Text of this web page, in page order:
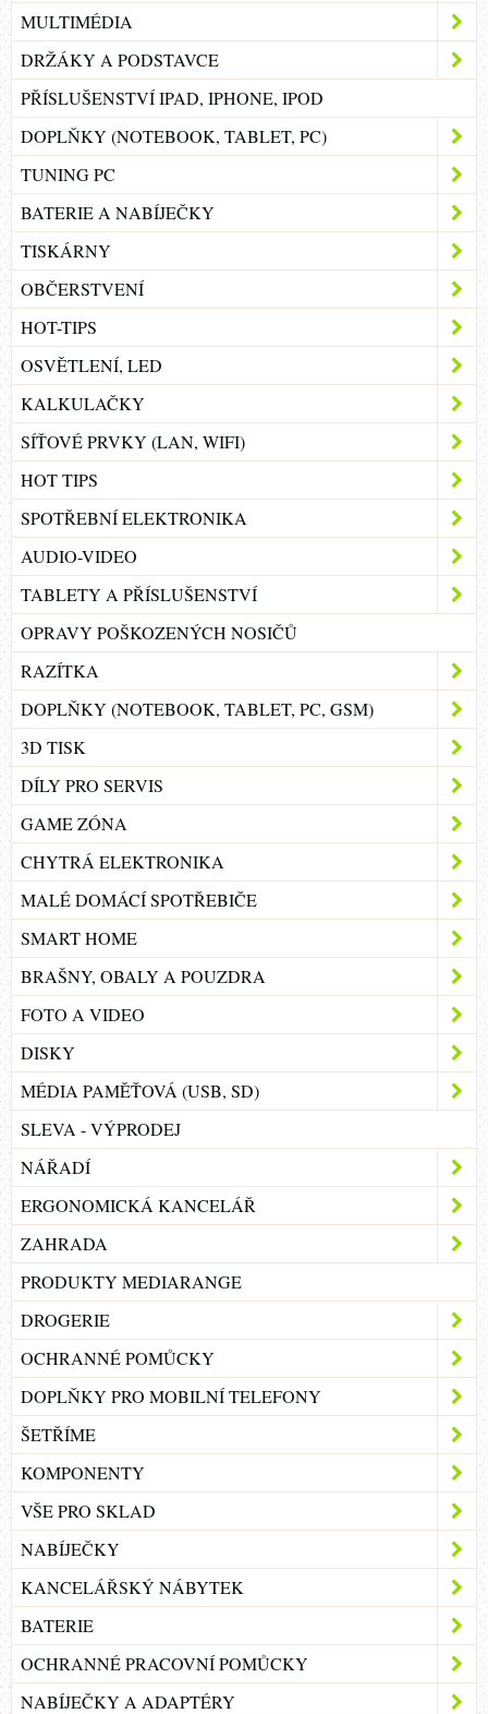
MULTIMÉDIA
DRŽÁKY A PODSTAVCE
PŘÍSLUŠENSTVÍ IPAD, IPHONE, IPOD
DOPLŇKY (NOTEBOOK, TABLET, PC)
TUNING PC
BATERIE A NABÍJEČKY
TISKÁRNY
OBČERSTVENÍ
HOT-TIPS
OSVĚTLENÍ, LED
KALKULAČKY
SÍŤOVÉ PRVKY (LAN, WIFI)
HOT TIPS
SPOTŘEBNÍ ELEKTRONIKA
AUDIO-VIDEO
TABLETY A PŘÍSLUŠENSTVÍ
OPRAVY POŠKOZENÝCH NOSIČŮ
RAZÍTKA
DOPLŇKY (NOTEBOOK, TABLET, PC, GSM)
3D TISK
DÍLY PRO SERVIS
GAME ZÓNA
CHYTRÁ ELEKTRONIKA
MALÉ DOMÁCÍ SPOTŘEBIČE
SMART HOME
BRAŠNY, OBALY A POUZDRA
FOTO A VIDEO
DISKY
MÉDIA PAMĚŤOVÁ (USB, SD)
SLEVA - VÝPRODEJ
NÁŘADÍ
ERGONOMICKÁ KANCELÁŘ
ZAHRADA
PRODUKTY MEDIARANGE
DROGERIE
OCHRANNÉ POMŮCKY
DOPLŇKY PRO MOBILNÍ TELEFONY
ŠETŘÍME
KOMPONENTY
VŠE PRO SKLAD
NABÍJEČKY
KANCELÁŘSKÝ NÁBYTEK
BATERIE
OCHRANNÉ PRACOVNÍ POMŮCKY
NABÍJEČKY A ADAPTÉRY